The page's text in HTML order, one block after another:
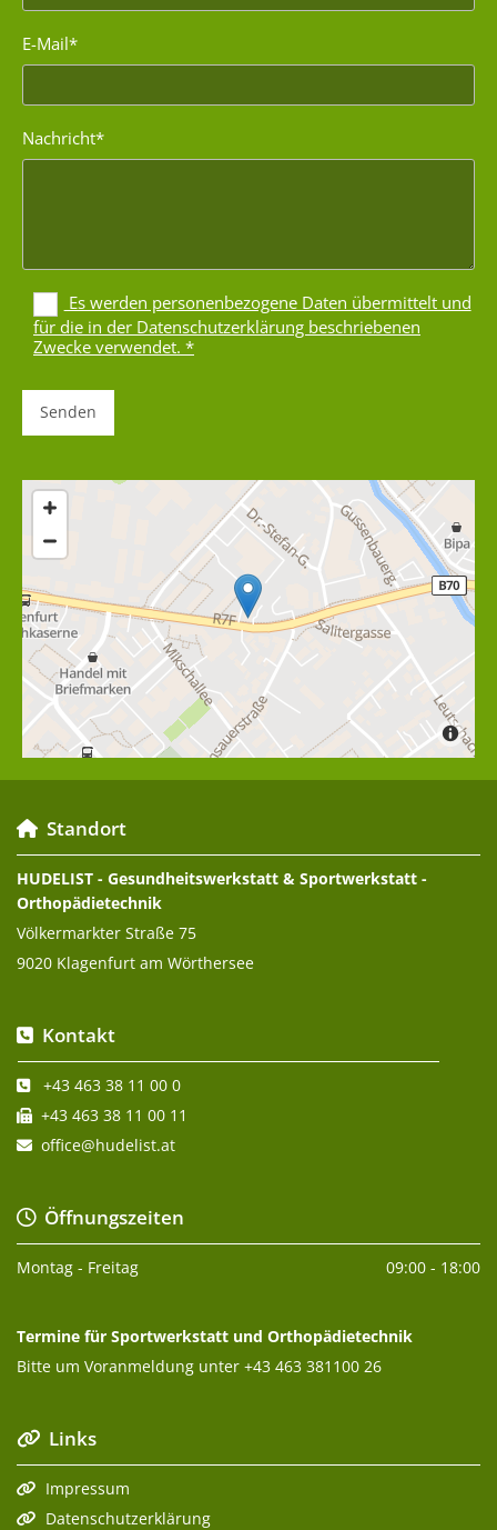
E-Mail*
Nachricht*
Es werden personenbezogene Daten übermittelt und
für die in der Datenschutzerklärung beschriebenen
Zwecke verwendet. *
 Standort
HUDELIST - Gesundheitswerkstatt & Sportwerkstatt -
Orthopädietechnik
Völkermarkter Straße 75
9020 Klagenfurt am Wörthersee
 Kontakt
 +43 463 38 11 00 0
 +43 463 38 11 00 11
 office@hudelist.at
Öffnungszeiten
Montag - Freitag 09:00 - 18:00
Termine für Sportwerkstatt und Orthopädietechnik
Bitte um Voranmeldung unter +43 463 381100 26
 Links
 Impressum
 Datenschutzerklärung